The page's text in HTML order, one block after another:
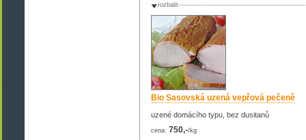
rozbalit
Bio Sasovská uzená vepřová pečeně
uzené domácího typu, bez dusitanů
cena: 750,-/kg